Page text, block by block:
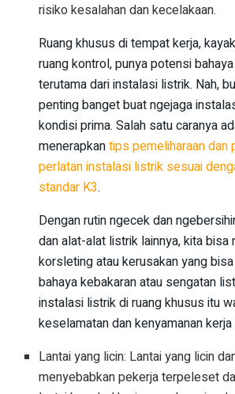
risiko kesalahan dan kecelakaan.
Ruang khusus di tempat kerja,
ruang kontrol, punya potensi
terutama dari instalasi listrik. Nah,
penting banget buat ngejaga
kondisi prima. Salah satu caranya
menerapkantips pemeliharaan dan
perlatan instalasi listrik sesuai
standar K3.
Dengan rutin ngecek dan
dan alat-alat listrik lainnya, kita bisa
korsleting atau kerusakan yang
bahaya kebakaran atau sengatan
instalasi listrik di ruang khusus itu
keselamatan dan kenyamanan
Lantai yang licin: Lantai yang licin
menyebabkan pekerja terpeleset